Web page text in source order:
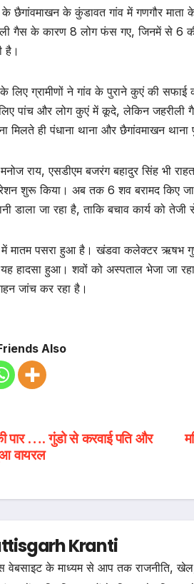
के कुंडावत गांव में गणगौर माता
गैस के कारण 8 लोग फंस गए, जिनमें से 6
है।
के लिए ग्रामीणों ने गांव के पुराने कुएं की
पांच और लोग कुएं में कूदे, लेकिन जहरीली
मिलते ही पंधाना थाना और छैगांवमाखन
राय, एसडीएम बजरंग बहादुर सिंह भी
शुरू किया। अब तक 6 शव बरामद किए
डाला जा रहा है, ताकि बचाव कार्य को
मातम पसरा हुआ है। खंडवा कलेक्टर ऋषभ
हुआ। शवों को अस्पताल भेजा जा रहा
जांच कर रहा है।
Also
पार …. गुंडो से करवाई पति और
वायरल
Kranti
वेबसाइट के माध्यम से आप तक राजनीति, खेल,